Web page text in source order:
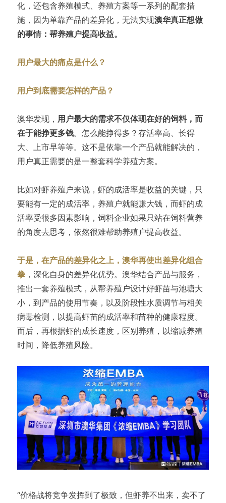
化，还包含养殖模式、养殖方案等一系列的配套措
施，因为单靠产品的差异化，无法实现澳华真正想做
的事情：帮养殖户提高收益。
用户最大的痛点是什么？
用户到底需要怎样的产品？
澳华发现， 用户最大的需求不仅体现在好的饲料，而
在于能挣更多钱。怎么能挣得多？存活率高、长得
大、上市早等等。这不是依靠一个产品就能解决的，
用户真正需要的是一整套科学养殖方案。
比如对虾养殖户来说，虾的成活率是收益的关键，只
要能有一定的成活率，养殖户就能赚大钱，而虾的成
活率受很多因素影响，饲料企业如果只站在饲料营养
的角度去思考，依然很难帮助养殖户提高收益。
于是，在产品的差异化之上，澳华再使出差异化组合
拳，深化自身的差异化优势。澳华结合产品与服务，
推出一套养殖模式，从帮养殖户设计好虾苗与池塘大
小，到产品的使用节奏，以及阶段性水质调节与相关
病毒检测，以提高虾苗的成活率和苗种的健康程度。
而后，再根据虾的成长速度，区别养殖，以缩减养殖
时间，降低养殖风险。
“价格战将竞争发挥到了极致，但虾养不出来，卖不了